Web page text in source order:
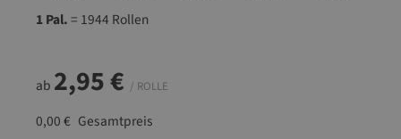
1 Pal.= 1944 Rollen
ab 2,95 € / ROLLE
0,00 € Gesamtpreis